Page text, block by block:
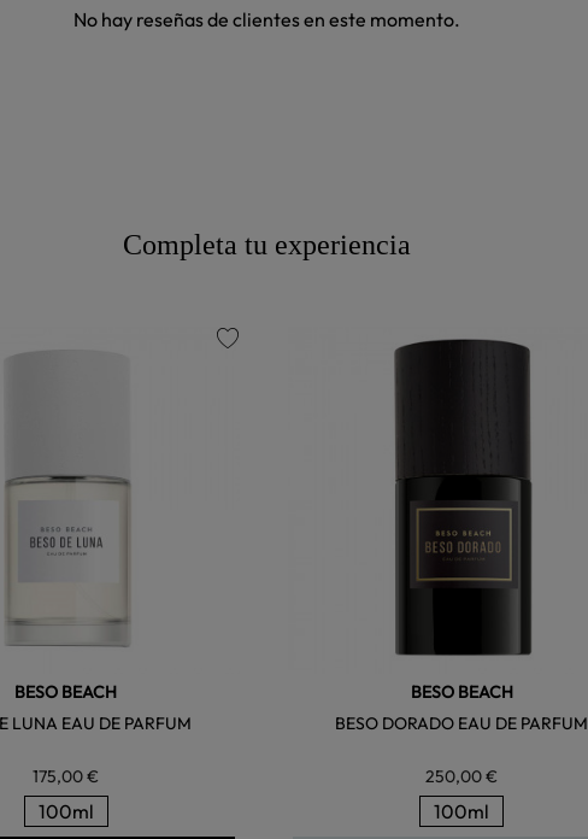
No hay reseñas de clientes en este momento.
Completa tu experiencia
BESO BEACH
LUNA EAU DE PARFUM
175,00 €
100ml
BESO BEACH
BESO DORADO EAU DE PARFUM
250,00 €
100ml